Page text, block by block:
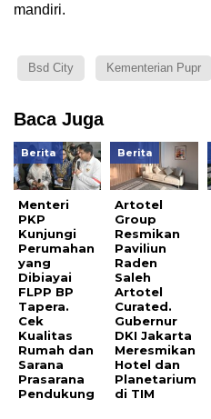
mandiri.
Bsd City Kementerian Pupr
Baca Juga
Berita
Menteri
PKP
Kunjungi
Perumahan
yang
Dibiayai
FLPP BP
Tapera.
Cek
Kualitas
Rumah dan
Sarana
Prasarana
Pendukung
Berita
Artotel
Group
Resmikan
Paviliun
Raden
Saleh
Artotel
Curated.
Gubernur
DKI Jakarta
Meresmikan
Hotel dan
Planetarium
di TIM